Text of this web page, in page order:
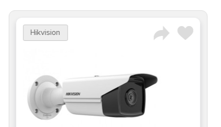
Hikvision